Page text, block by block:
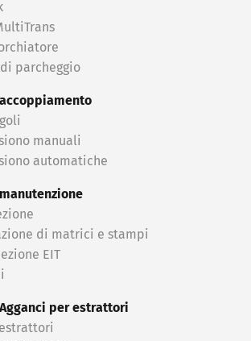
di parcheggio
manuali
automatiche
di matrici e stampi
EIT
per estrattori